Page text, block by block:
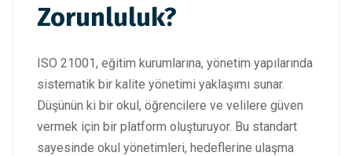
Zorunluluk?
ISO 21001, eğitim kurumlarına, yönetim yapılarında
sistematik bir kalite yönetimi yaklaşımı sunar.
Düşünün ki bir okul, öğrencilere ve velilere güven
vermek için bir platform oluşturuyor. Bu standart
sayesinde okul yönetimleri, hedeflerine ulaşma